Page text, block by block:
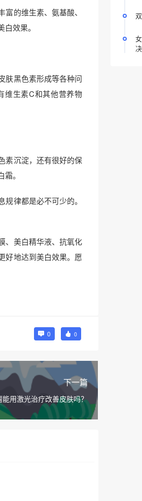
的维生素、氨基酸、
效果。
肤黑色素形成等各种问
维生素C和其他营养物
素沉淀，还有很好的保
。
律都是必不可少的。
、美白精华液、抗氧化
好地达到美白效果。愿
0 0
下一篇
能用激光治疗改善皮肤吗？